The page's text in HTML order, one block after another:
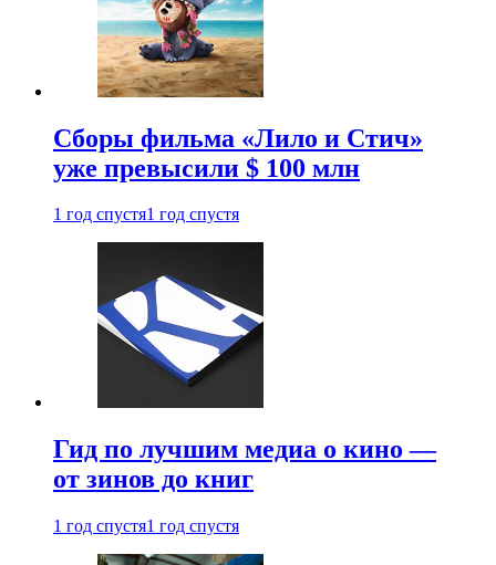
Сборы фильма «Лило и Стич»
уже превысили $ 100 млн
1 год спустя1 год спустя
Гид по лучшим медиа о кино —
от зинов до книг
1 год спустя1 год спустя